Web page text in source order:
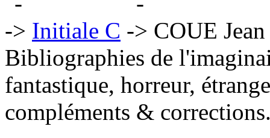
Initiale C
COUE Jean
Bibliographies de
fantastique, horreur,
compléments &